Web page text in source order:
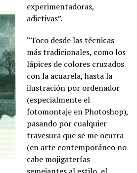
experimentadoras,
adictivas”.
“Toco desde las técnicas
más tradicionales, como los
lápices de colores cruzados
con la acuarela, hasta la
ilustración por ordenador
(especialmente el
fotomontaje en Photoshop),
pasando por cualquier
travesura que se me ocurra
(en arte contemporáneo no
cabe mojigaterías